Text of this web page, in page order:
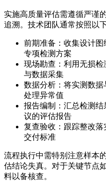
实施高质量评估需遵循严谨
追溯。技术团队通常按照以
前期准备：收集设计
专项检测方案
现场勘查：利用无损
与数据采集
数据分析：将实测数
处理异常值
报告编制：汇总检测
议的评估报告
复查验收：跟踪整改
交付标准
流程执行中需特别注意样本
估结论失真。对于关键节点
料以备核查。